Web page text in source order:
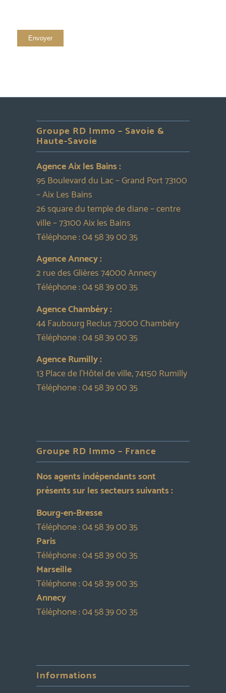
Groupe RD Immo – Savoie &
Haute-Savoie
Agence Aix les Bains :
95 Boulevard du Lac – Grand Port 73100
– Aix Les Bains
26 square du temple de diane – centre
ville – 73100 Aix les Bains
Téléphone :04 58 39 00 35
Agence Annecy :
2 rue des Glières 74000 Annecy
Téléphone :04 58 39 00 35
Agence Chambéry :
44 Faubourg Reclus 73000 Chambéry
Téléphone :04 58 39 00 35
Agence Rumilly :
13 Place de l’Hôtel de ville, 74150 Rumilly
Téléphone :04 58 39 00 35
Groupe RD Immo – France
Nos agents indépendants sont
présents sur les secteurs suivants :
Bourg-en-Bresse
Téléphone :04 58 39 00 35
Paris
Téléphone :04 58 39 00 35
Marseille
Téléphone :04 58 39 00 35
Annecy
Téléphone :04 58 39 00 35
Informations